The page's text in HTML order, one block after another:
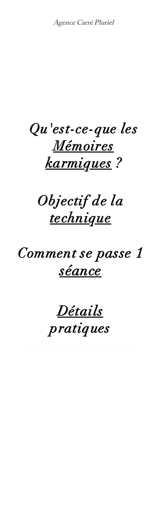
Agence Carré Pluriel
Qu'est-ce-que les
Mémoires
karmiques ?
Objectifde la
technique
Commentse passe 1
séance
Détails
pratiques